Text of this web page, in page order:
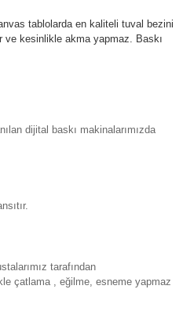
tablolarda en kaliteli tuval bezini
kesinlikle akma yapmaz. Baskı
dijital baskı makinalarımızda
tarafından
çatlama , eğilme, esneme yapmaz